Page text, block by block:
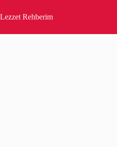
to
content
Lezzet Rehberim